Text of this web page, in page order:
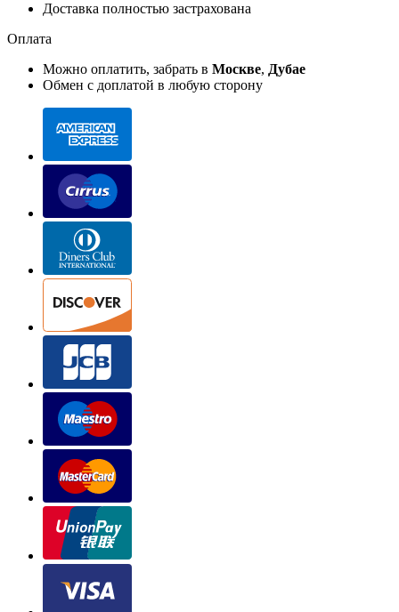
Доставка полностью застрахована
Оплата
Можно оплатить, забрать в Москве, Дубае
Обмен с доплатой в любую сторону